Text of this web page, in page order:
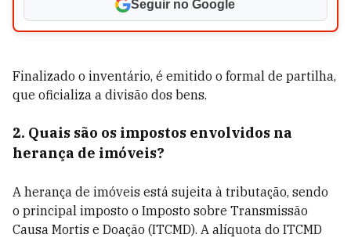
Seguir no Google
Finalizado o inventário, é emitido o formal de partilha,
que oficializa a divisão dos bens.
2. Quais são os impostos envolvidos na
herança de imóveis?
A herança de imóveis está sujeita à tributação, sendo
o principal imposto o Imposto sobre Transmissão
Causa Mortis e Doação (ITCMD). A alíquota do ITCMD